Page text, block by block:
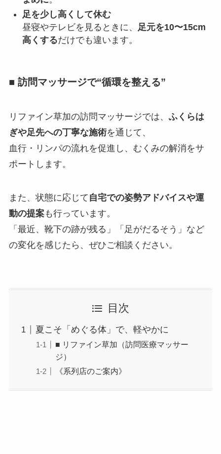
足を少し高くして休む
昼寝やテレビを見るときに、 足元を10〜15cm
高くするだけでも違います。
■ 訪問マッサージで“循環を整える”
リファイン草加の訪問マッサージでは、 ふくらは
ぎや足先への丁寧な施術を通じて、
血行・リンパの流れを促進し、むくみの解消をサ
ポートします。
また、状態に応じて 自宅での姿勢アドバイスや運
動の提案も行っています。
「最近、靴下の跡が残る」「足がだるそう」など
の変化を感じたら、ぜひご相談ください。
目次
夏こそ「めぐる体」で、軽やかに
■ リファイン草加（訪問医療マッサー
ジ）
《系列店のご案内》